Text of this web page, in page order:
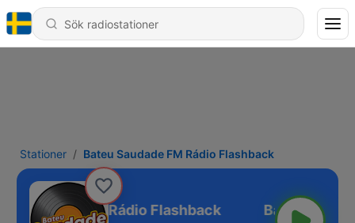
Stationer Bateu Saudade FM Rádio Flashback
Saudade FM Rádio Flashback